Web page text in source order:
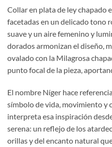
Collar en plata de ley chapado
facetadas en un delicado tono
suave y un aire femenino y
dorados armonizan el diseño,
ovalado con la Milagrosa
punto focal de la pieza,
El nombre Níger hace
símbolo de vida, movimiento y
interpreta esa inspiración
serena: un reflejo de los
orillas y del encanto natural